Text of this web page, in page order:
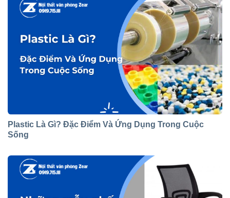
Plastic Là Gì? Đặc Điểm Và Ứng Dụng Trong Cuộc
Sống